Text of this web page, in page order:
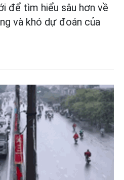
để tìm hiểu sâu hơn về
và khó dự đoán của